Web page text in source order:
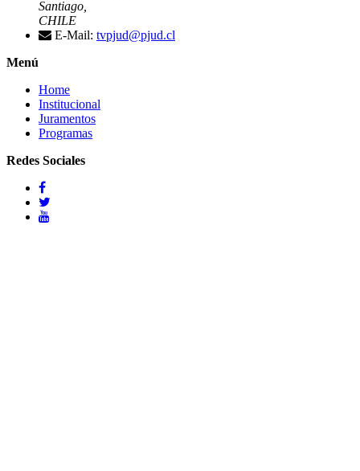
Santiago,
CHILE
E-Mail: tvpjud@pjud.cl
Menú
Home
Institucional
Juramentos
Programas
Redes Sociales